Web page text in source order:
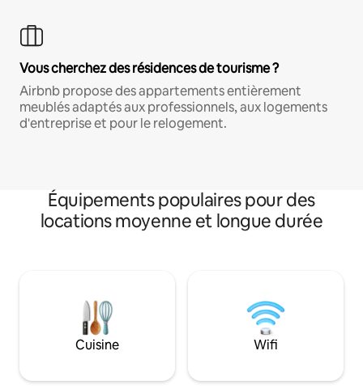
Vous cherchez des résidences de tourisme ?
Airbnb propose des appartements entièrement
meublés adaptés aux professionnels, aux logements
d'entreprise et pour le relogement.
Équipements populaires pour des
locations moyenne et longue durée
Cuisine Wifi